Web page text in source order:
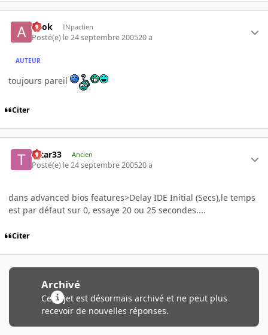
apok INpactien
Posté(e) le 24 septembre 200520 a
AUTEUR
toujours pareil
Citer
tatar33 Ancien
Posté(e) le 24 septembre 200520 a
dans advanced bios features>Delay IDE Initial (Secs),le temps
est par défaut sur 0, essaye 20 ou 25 secondes....
Citer
Archivé
Ce sujet est désormais archivé et ne peut plus
recevoir de nouvelles réponses.